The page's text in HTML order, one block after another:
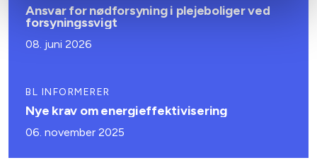
Ansvar for nødforsyning i plejeboliger ved
forsyningssvigt
08. juni 2026
BL INFORMERER
Nye krav om energieffektivisering
06. november 2025